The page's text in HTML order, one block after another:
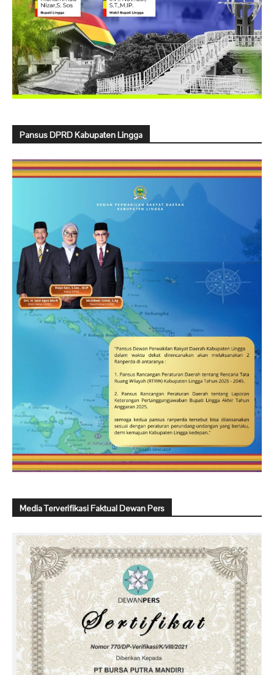
Pansus DPRD Kabupaten Lingga
Media Terverifikasi Faktual Dewan Pers